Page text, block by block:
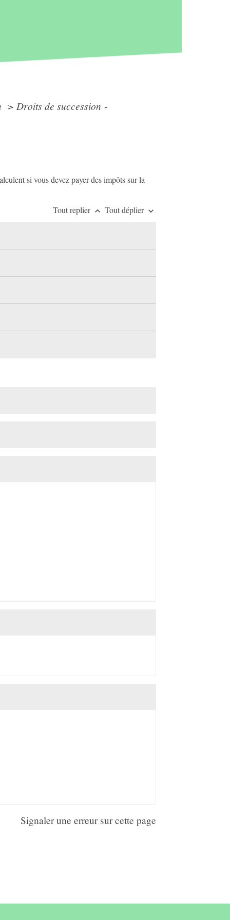
> Droits de succession -
si vous devez payer des impôts sur la
Tout replier keyboard_arrow_up Tout déplier keyboard_arrow_down
Signaler une erreur sur cette page